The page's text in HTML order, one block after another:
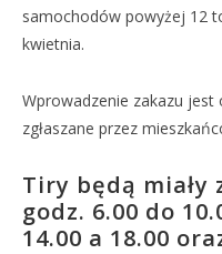
samochodów powyżej 12
kwietnia.
Wprowadzenie zakazu
zgłaszane przez
Tiry będą miały
godz. 6.00 do
14.00 a 18.00